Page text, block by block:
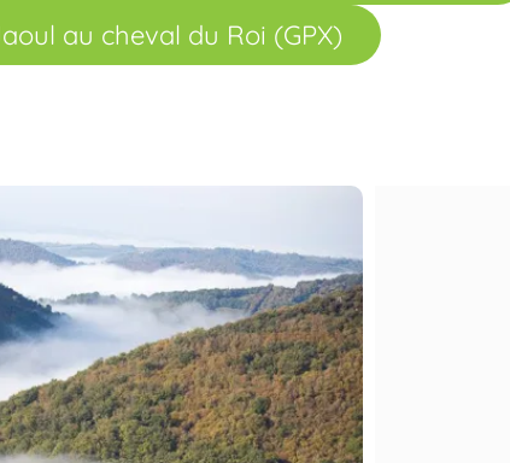
au cheval du Roi (GPX)